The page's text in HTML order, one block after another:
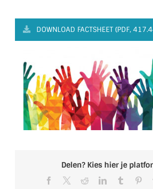
DOWNLOAD FACTSHEET (PDF,
Delen? Kies hier je
Facebook RedditLinkedInTumblr